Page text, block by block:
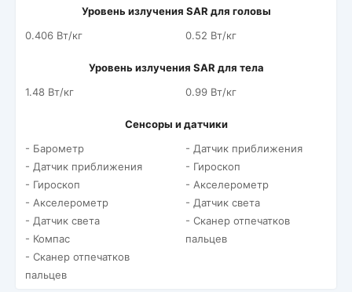
Уровень излучения SAR для головы
0.406 Вт/кг
0.52 Вт/кг
Уровень излучения SAR для тела
1.48 Вт/кг
0.99 Вт/кг
Сенсоры и датчики
- Барометр
- Датчик приближения
- Гироскоп
- Акселерометр
- Датчик света
- Компас
- Сканер отпечатков
пальцев
- Датчик приближения
- Гироскоп
- Акселерометр
- Датчик света
- Сканер отпечатков
пальцев